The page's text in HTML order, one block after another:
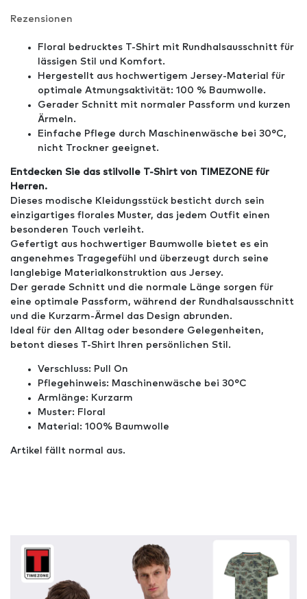
Rezensionen
Floral bedrucktes T-Shirt mit Rundhalsausschnitt für
lässigen Stil und Komfort.
Hergestellt aus hochwertigem Jersey-Material für
optimale Atmungsaktivität: 100 % Baumwolle.
Gerader Schnitt mit normaler Passform und kurzen
Ärmeln.
Einfache Pflege durch Maschinenwäsche bei 30°C,
nicht Trockner geeignet.
Entdecken Sie das stilvolle T-Shirt von TIMEZONE für
Herren.
Dieses modische Kleidungsstück besticht durch sein
einzigartiges florales Muster, das jedem Outfit einen
besonderen Touch verleiht.
Gefertigt aus hochwertiger Baumwolle bietet es ein
angenehmes Tragegefühl und überzeugt durch seine
langlebige Materialkonstruktion aus Jersey.
Der gerade Schnitt und die normale Länge sorgen für
eine optimale Passform, während der Rundhalsausschnitt
und die Kurzarm-Ärmel das Design abrunden.
Ideal für den Alltag oder besondere Gelegenheiten,
betont dieses T-Shirt Ihren persönlichen Stil.
Verschluss: Pull On
Pflegehinweis: Maschinenwäsche bei 30°C
Armlänge: Kurzarm
Muster: Floral
Material: 100% Baumwolle
Artikel fällt normal aus.